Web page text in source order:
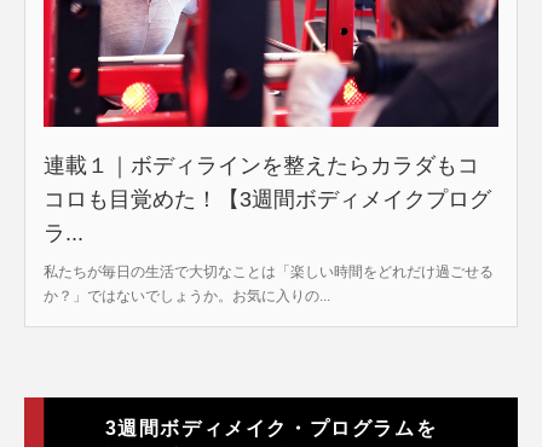
連載１｜ボディラインを整えたらカラダもコ
コロも目覚めた！【3週間ボディメイクプログ
ラ...
私たちが毎日の生活で大切なことは「楽しい時間をどれだけ過ごせる
か？」ではないでしょうか。お気に入りの...
3週間ボディメイク・プログラムを